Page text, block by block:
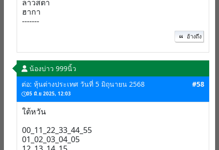
ลาวสตา
ฮากา
-------
อ้างถึง
น้องบ่าว 999นิ้ว
ต่อ: หุ้นต่างประเทศ วันที่ 5 มิถุนายน 2568
05 มิ.ย 2025, 12:03
#58
ใต้หวัน
00_11_22_33_44_55
01_02_03_04_05